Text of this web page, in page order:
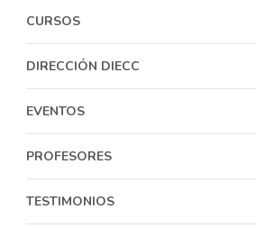
CURSOS
DIRECCIÓN DIECC
EVENTOS
PROFESORES
TESTIMONIOS